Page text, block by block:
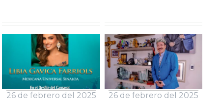
26 de febrero del 2025 26 de febrero del 2025